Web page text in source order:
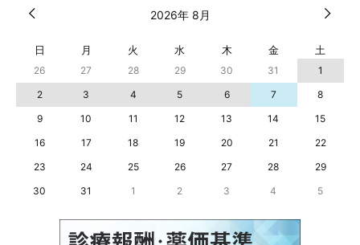
2026年 8月
日 月 火 水 木 金 土
26 27 28 29 30 31
1
2
3 4 5 6 7
8
9
10 11 12 13 14
15
16
17 18 19 20 21
22
23
24 25 26 27 28
29
30
31 1 2 3 4 5